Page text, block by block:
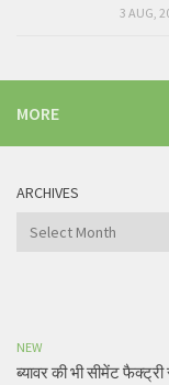
3 AUG,
MORE
ARCHIVES
Archives
NEW
ब्यावर की भी सीमेंट